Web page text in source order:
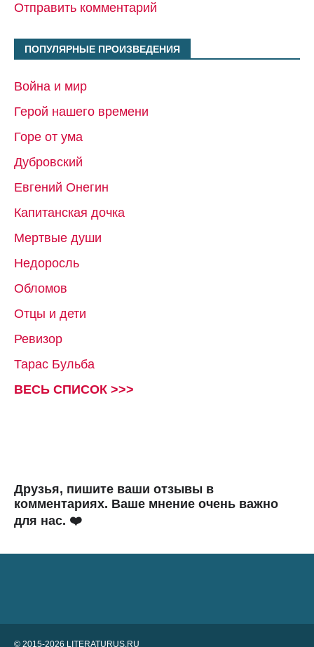
Отправить комментарий
ПОПУЛЯРНЫЕ ПРОИЗВЕДЕНИЯ
Война и мир
Герой нашего времени
Горе от ума
Дубровский
Евгений Онегин
Капитанская дочка
Мертвые души
Недоросль
Обломов
Отцы и дети
Ревизор
Тарас Бульба
ВЕСЬ СПИСОК >>>
Друзья, пишите ваши отзывы в
комментариях. Ваше мнение очень важно
для нас. ❤️
© 2015-2026 LITERATURUS.RU